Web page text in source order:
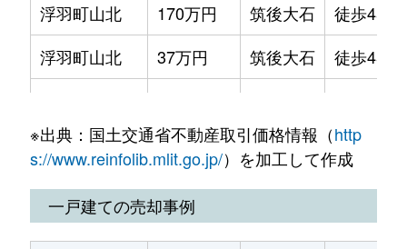
浮羽町山北
170万円 筑後大石
徒歩45分
浮羽町山北
37万円 筑後大石
徒歩45分
浮羽町山北
300万円 筑後大石
徒歩25分
吉井町
690万円 筑後吉井
徒歩9分
吉井町千年
800万円 筑後吉井 徒歩45分
※出典：国土交通省不動産取引価格情報（http
s://www.reinfolib.mlit.go.jp/）を加工して作成
一戸建ての売却事例